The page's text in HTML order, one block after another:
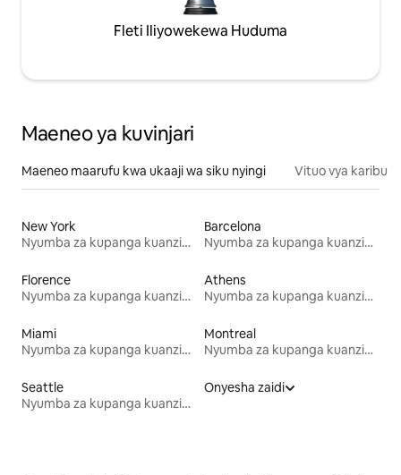
Fleti Iliyowekewa Huduma
Maeneo ya kuvinjari
Maeneo maarufu kwa ukaaji wa siku nyingi Vituo vya karibu
New York
Nyumba za kupanga kuanzia mwezi mmoja
Barcelona
Nyumba za kupanga kuanzia mwezi mmoja
Florence
Nyumba za kupanga kuanzia mwezi mmoja
Athens
Nyumba za kupanga kuanzia mwezi mmoja
Miami
Nyumba za kupanga kuanzia mwezi mmoja
Montreal
Nyumba za kupanga kuanzia mwezi mmoja
Seattle
Nyumba za kupanga kuanzia mwezi mmoja
Onyesha zaidi